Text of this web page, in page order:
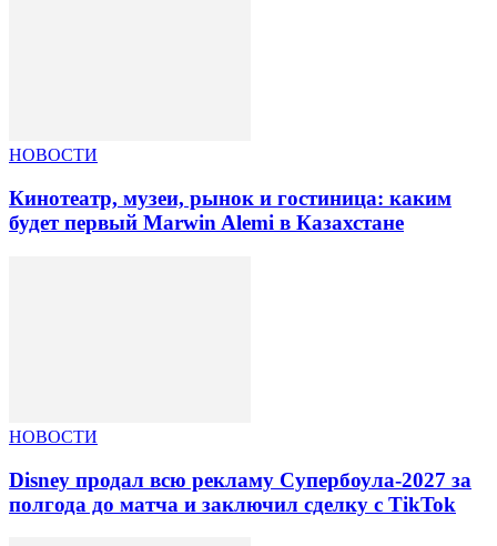
НОВОСТИ
Кинотеатр, музеи, рынок и гостиница: каким
будет первый Marwin Alemi в Казахстане
НОВОСТИ
Disney продал всю рекламу Супербоула-2027 за
полгода до матча и заключил сделку с TikTok